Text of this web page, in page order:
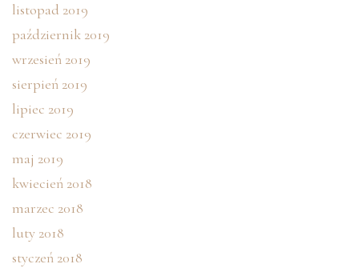
listopad 2019
październik 2019
wrzesień 2019
sierpień 2019
lipiec 2019
czerwiec 2019
maj 2019
kwiecień 2018
marzec 2018
luty 2018
styczeń 2018